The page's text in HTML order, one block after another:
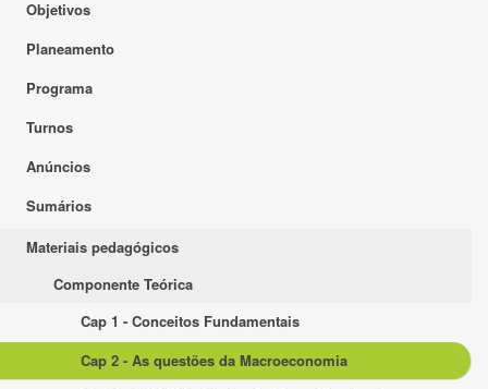
Objetivos
Planeamento
Programa
Turnos
Anúncios
Sumários
Materiais pedagógicos
Componente Teórica
Cap 1 - Conceitos Fundamentais
Cap 2 - As questões da Macroeconomia